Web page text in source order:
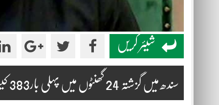
شیئر کریں
سندھ میں گزشتہ 24 گھنٹوں میں پہلی بار383 کیسزسامنے آئے، مراد علی شاہ